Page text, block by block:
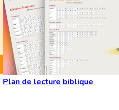
Plan de lecture biblique